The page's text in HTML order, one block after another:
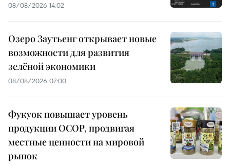
08/08/2026 14:02
Озеро Заутьенг открывает новые
возможности для развития
зелёной экономики
08/08/2026 07:00
Фукуок повышает уровень
продукции OCOP, продвигая
местные ценности на мировой
рынок